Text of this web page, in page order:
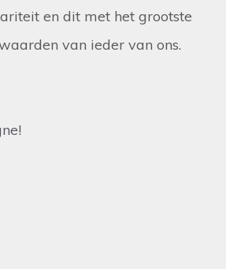
en dit met het grootste
van ieder van ons.